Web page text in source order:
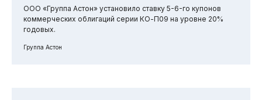
ООО «Группа Астон» установило ставку 5-6-го купонов
коммерческих облигаций серии КО-П09 на уровне 20%
годовых.
Группа Астон